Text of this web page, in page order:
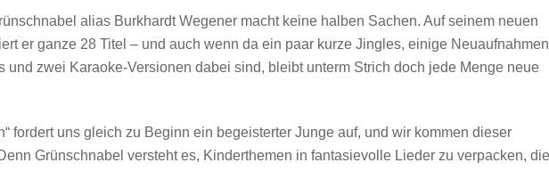
alias Burkhardt Wegener macht keine halben Sachen. Auf seinem neuen
er ganze 28 Titel – und auch wenn da ein paar kurze Jingles, einige Neuaufnahmen
und zwei Karaoke-Versionen dabei sind, bleibt unterm Strich doch jede Menge neue
fordert uns gleich zu Beginn ein begeisterter Junge auf, und wir kommen dieser
Grünschnabel versteht es, Kinderthemen in fantasievolle Lieder zu verpacken, die